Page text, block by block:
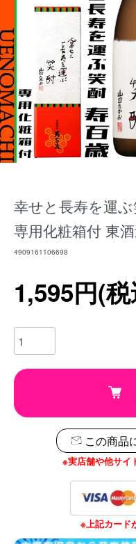
幸せと長寿を運
専用化粧箱付 東
4909161106698
1,595円(
この商品
※実店舗や他サイ
※上記カード